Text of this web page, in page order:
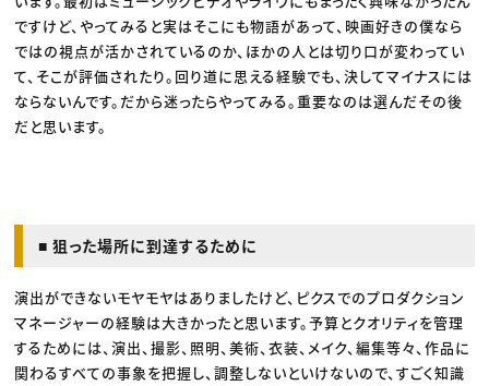
ですけど、やってみると実はそこにも物語があって、映画好きの僕なら
ではの視点が活かされているのか、ほかの人とは切り口が変わってい
て、そこが評価されたり。回り道に思える経験でも、決してマイナスには
ならないんです。だから迷ったらやってみる。重要なのは選んだその後
だと思います。
■ 狙った場所に到達するために
演出ができないモヤモヤはありましたけど、ピクスでのプロダクション
マネージャーの経験は大きかったと思います。予算とクオリティを管理
するためには、演出、撮影、照明、美術、衣装、メイク、編集等々、作品に
関わるすべての事象を把握し、調整しないといけないので、すごく知識